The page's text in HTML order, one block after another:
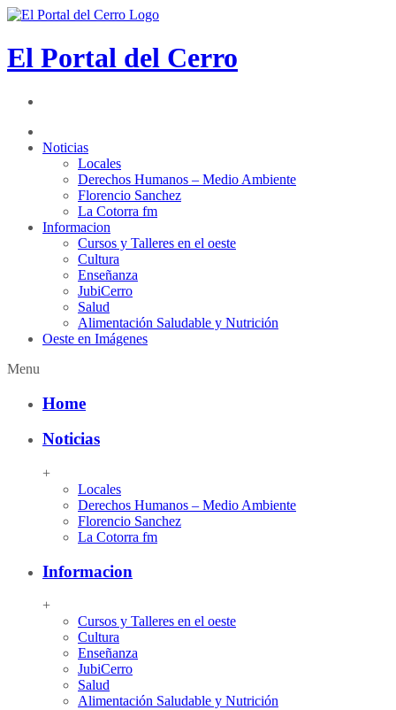
El Portal del Cerro
Noticias
Locales
Derechos Humanos – Medio Ambiente
Florencio Sanchez
La Cotorra fm
Informacion
Cursos y Talleres en el oeste
Cultura
Enseñanza
JubiCerro
Salud
Alimentación Saludable y Nutrición
Oeste en Imágenes
Menu
Home
Noticias
+
Locales
Derechos Humanos – Medio Ambiente
Florencio Sanchez
La Cotorra fm
Informacion
+
Cursos y Talleres en el oeste
Cultura
Enseñanza
JubiCerro
Salud
Alimentación Saludable y Nutrición